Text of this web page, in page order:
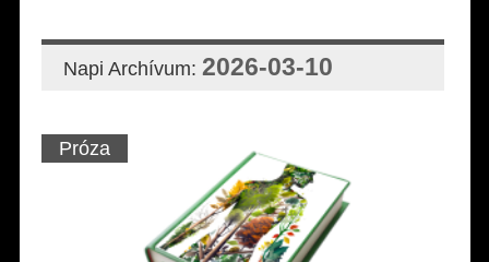
Napi Archívum: 2026-03-10
Próza